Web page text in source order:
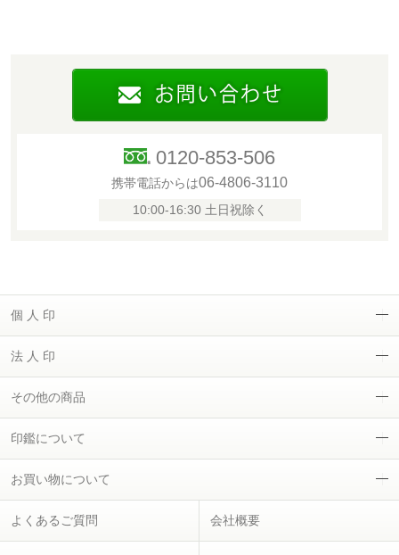
0120-853-506
携帯電話からは06-4806-3110
10:00-16:30 土日祝除く
個 人 印
法 人 印
その他の商品
印鑑について
お買い物について
よくあるご質問 会社概要